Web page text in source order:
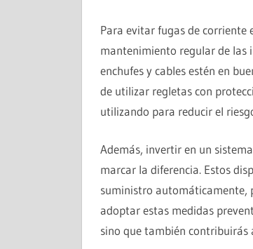
Para evitar fugas de corriente
mantenimiento regular de las
enchufes y cables estén en
de utilizar regletas con
utilizando para reducir el
Además, invertir en un
marcar la diferencia. Estos
suministro automáticamente,
adoptar estas medidas
sino que también contribuirás